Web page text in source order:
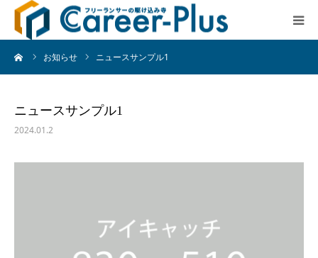
お知らせ ニュースサンプル1
ニュースサンプル1
2024.01.2
キャリアプラスについて
サービス紹介・料金